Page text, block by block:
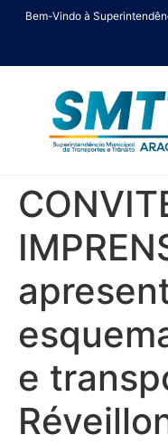
Bem-Vindo à
e